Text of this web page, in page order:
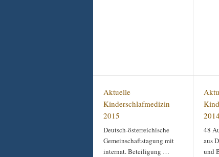
Aktuelle
Kinderschlafmedizin
2015
Deutsch-österreichische
Gemeinschaftstagung mit
internat. Beteiligung …
2014
48
aus
und